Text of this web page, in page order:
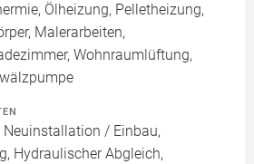
Ölheizung, Pelletheizung,
Malerarbeiten,
Wohnraumlüftung,
Neuinstallation / Einbau,
Hydraulischer Abgleich,